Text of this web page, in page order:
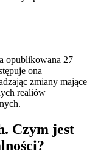
opublikowana 27
ona
zmiany mające
realiów
Czym jest